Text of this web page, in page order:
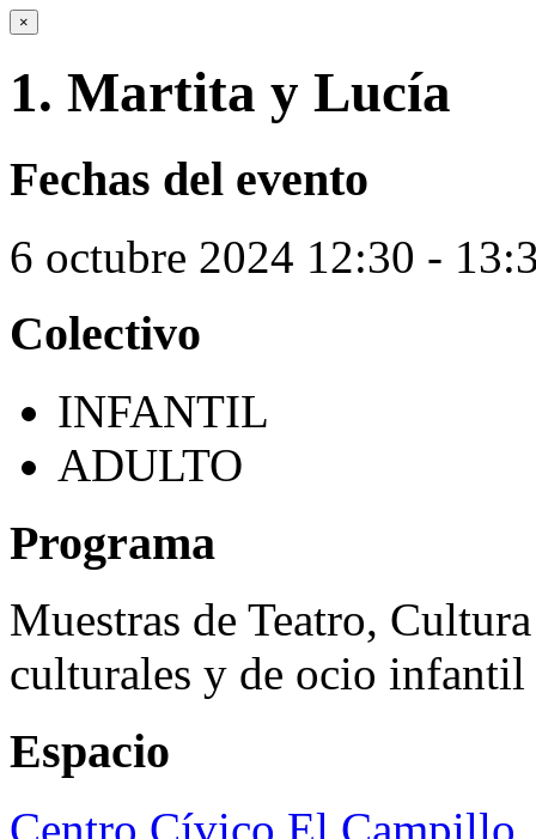
×
1. Martita y Lucía
Fechas del evento
6 octubre 2024 12:30 -
Colectivo
INFANTIL
ADULTO
Programa
Muestras de Teatro,
culturales y de ocio infantil
Espacio